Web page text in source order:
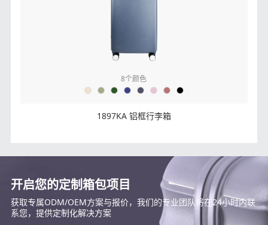
8个颜色
1897KA 铝框行李箱
开启您的定制箱包项目
获取专属ODM/OEM方案与报价，我们的专业团队将在24小时内联
系您，提供定制化解决方案